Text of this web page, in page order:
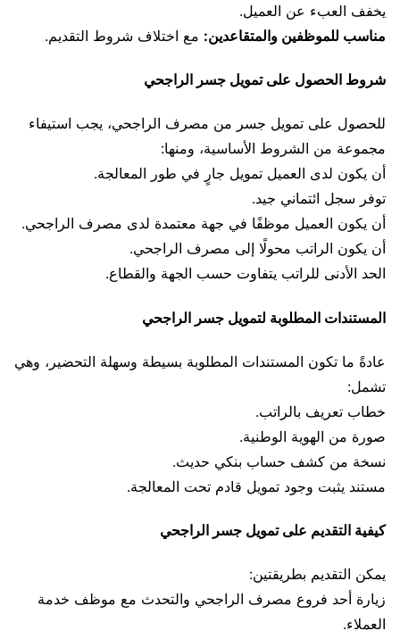
يخفف العبء عن العميل.
مناسب للموظفين والمتقاعدين: مع اختلاف شروط التقديم.
شروط الحصول على تمويل جسر الراجحي
للحصول على تمويل جسر من مصرف الراجحي، يجب استيفاء
مجموعة من الشروط الأساسية، ومنها:
أن يكون لدى العميل تمويل جارٍ في طور المعالجة.
توفر سجل ائتماني جيد.
أن يكون العميل موظفًا في جهة معتمدة لدى مصرف الراجحي.
أن يكون الراتب محولًا إلى مصرف الراجحي.
الحد الأدنى للراتب يتفاوت حسب الجهة والقطاع.
المستندات المطلوبة لتمويل جسر الراجحي
عادةً ما تكون المستندات المطلوبة بسيطة وسهلة التحضير، وهي
تشمل:
خطاب تعريف بالراتب.
صورة من الهوية الوطنية.
نسخة من كشف حساب بنكي حديث.
مستند يثبت وجود تمويل قادم تحت المعالجة.
كيفية التقديم على تمويل جسر الراجحي
يمكن التقديم بطريقتين:
زيارة أحد فروع مصرف الراجحي والتحدث مع موظف خدمة
العملاء.